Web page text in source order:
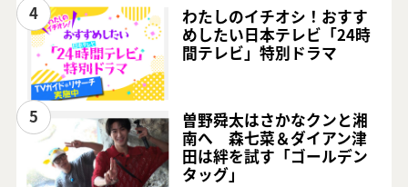
4
わたしのイチオシ！おすす
めしたい日本テレビ「24時
間テレビ」特別ドラマ
5
曽野舜太はさかなクンと湘
南へ 森七菜＆ダイアン津
田は絆を試す「ゴールデン
タッグ」